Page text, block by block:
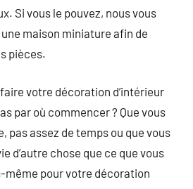
Si vous le pouvez, nous vous
maison miniature afin de
pièces.
votre décoration d’intérieur
par où commencer ? Que vous
pas assez de temps ou que vous
d’autre chose que ce que vous
même pour votre décoration